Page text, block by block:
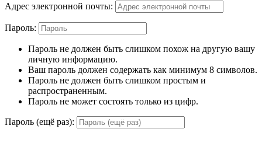
Адрес электронной почты:
Пароль:
Пароль не должен быть слишком похож на другую вашу
личную информацию.
Ваш пароль должен содержать как минимум 8 символов.
Пароль не должен быть слишком простым и
распространенным.
Пароль не может состоять только из цифр.
Пароль (ещё раз):